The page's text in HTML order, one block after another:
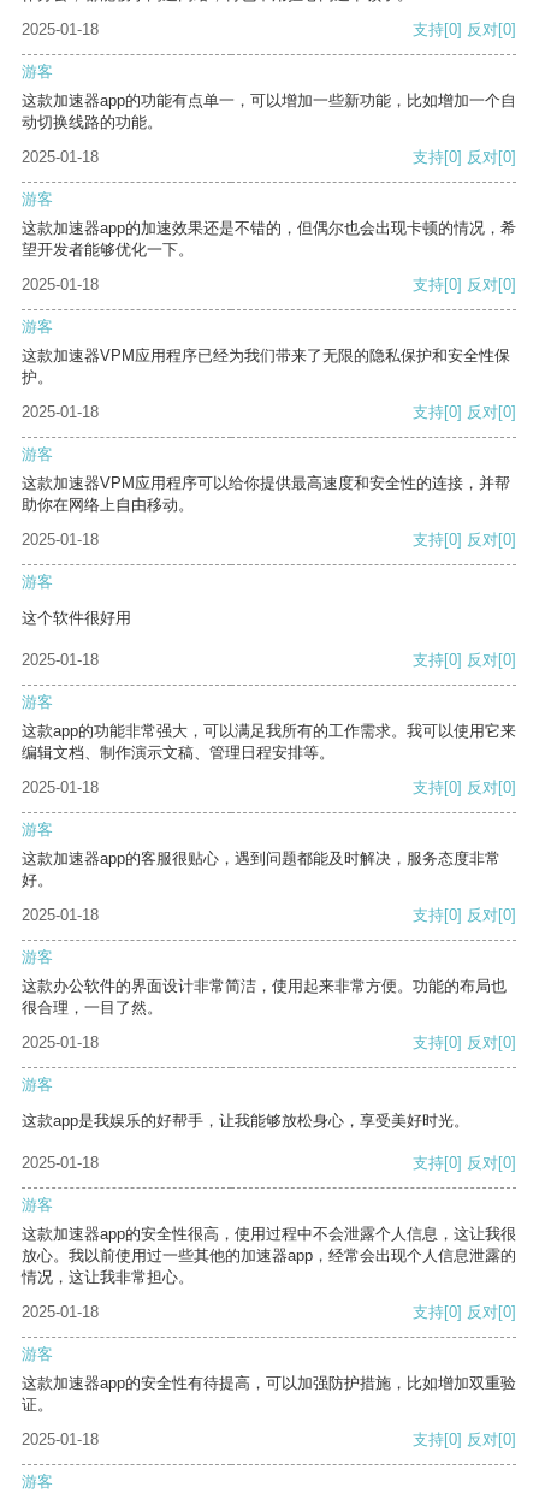
2025-01-18
支持[0] 反对[0]
游客
这款加速器app的功能有点单一，可以增加一些新功能，比如增加一个自
动切换线路的功能。
2025-01-18
支持[0] 反对[0]
游客
这款加速器app的加速效果还是不错的，但偶尔也会出现卡顿的情况，希
望开发者能够优化一下。
2025-01-18
支持[0] 反对[0]
游客
这款加速器VPM应用程序已经为我们带来了无限的隐私保护和安全性保
护。
2025-01-18
支持[0] 反对[0]
游客
这款加速器VPM应用程序可以给你提供最高速度和安全性的连接，并帮
助你在网络上自由移动。
2025-01-18
支持[0] 反对[0]
游客
这个软件很好用
2025-01-18 支持[0] 反对[0]
游客
这款app的功能非常强大，可以满足我所有的工作需求。我可以使用它来
编辑文档、制作演示文稿、管理日程安排等。
2025-01-18
支持[0] 反对[0]
游客
这款加速器app的客服很贴心，遇到问题都能及时解决，服务态度非常
好。
2025-01-18
支持[0] 反对[0]
游客
这款办公软件的界面设计非常简洁，使用起来非常方便。功能的布局也
很合理，一目了然。
2025-01-18
支持[0] 反对[0]
游客
这款app是我娱乐的好帮手，让我能够放松身心，享受美好时光。
2025-01-18 支持[0] 反对[0]
游客
这款加速器app的安全性很高，使用过程中不会泄露个人信息，这让我很
放心。我以前使用过一些其他的加速器app，经常会出现个人信息泄露的
情况，这让我非常担心。
2025-01-18
支持[0] 反对[0]
游客
这款加速器app的安全性有待提高，可以加强防护措施，比如增加双重验
证。
2025-01-18
支持[0] 反对[0]
游客